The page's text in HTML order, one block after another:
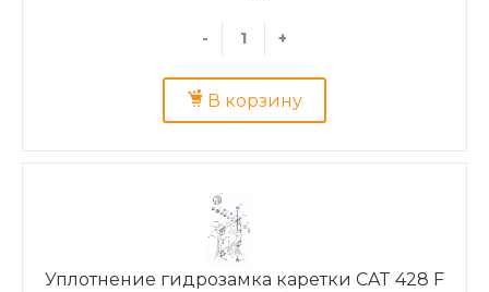
- +
В корзину
Уплотнение гидрозамка каретки CAT 428 F